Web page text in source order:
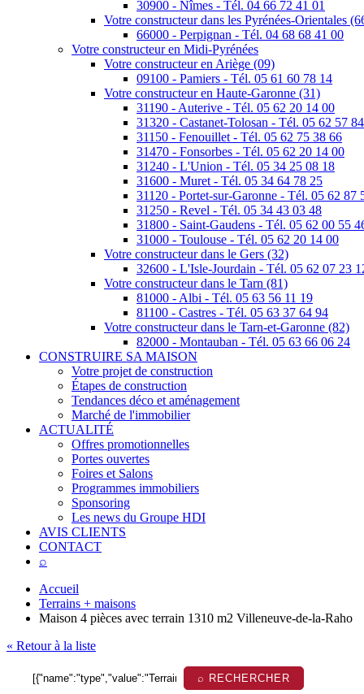
30900 - Nîmes - Tél. 04 66 72 41 01
Votre constructeur dans les Pyrénées-Orientales
66000 - Perpignan - Tél. 04 68 68 41 00
Votre constructeur en Midi-Pyrénées
Votre constructeur en Ariège (09)
09100 - Pamiers - Tél. 05 61 60 78 14
Votre constructeur en Haute-Garonne (31)
31190 - Auterive - Tél. 05 62 20 14 00
31320 - Castanet-Tolosan - Tél. 05 62 57
31150 - Fenouillet - Tél. 05 62 75 38 66
31470 - Fonsorbes - Tél. 05 62 20 14 00
31240 - L'Union - Tél. 05 34 25 08 18
31600 - Muret - Tél. 05 34 64 78 25
31120 - Portet-sur-Garonne - Tél. 05 62 87
31250 - Revel - Tél. 05 34 43 03 48
31800 - Saint-Gaudens - Tél. 05 62 00 55
31000 - Toulouse - Tél. 05 62 20 14 00
Votre constructeur dans le Gers (32)
32600 - L'Isle-Jourdain - Tél. 05 62 07 23
Votre constructeur dans le Tarn (81)
81000 - Albi - Tél. 05 63 56 11 19
81100 - Castres - Tél. 05 63 37 64 94
Votre constructeur dans le Tarn-et-Garonne (82)
82000 - Montauban - Tél. 05 63 66 06 24
CONSTRUIRE SA MAISON
Votre projet de construction
Étapes de construction
Tendances déco et aménagement
Marché de l'immobilier
ACTUALITÉ
Offres promotionnelles
Portes ouvertes
Foires et Salons
Programmes immobiliers
Sponsoring
Les news du Groupe HDI
AVIS CLIENTS
CONTACT
⌕
Accueil
Terrains + maisons
Maison 4 pièces avec terrain 1310 m2 Villeneuve-de-la-Raho
« Retour à la liste
⌕ RECHERCHER